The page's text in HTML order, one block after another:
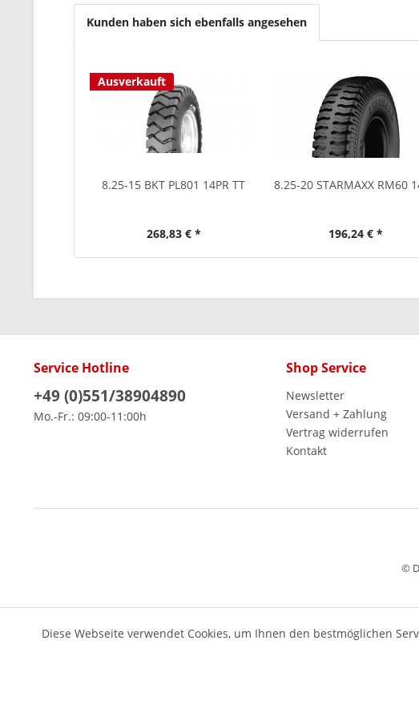
Kunden haben sich ebenfalls angesehen
Ausverkauft
8.25-15 BKT PL801 14PR TT
268,83 € *
8.25-20 STARMAXX RM60
196,24 € *
Service Hotline
+49 (0)551/38904890
Mo.-Fr.: 09:00-11:00h
Shop Service
Newsletter
Versand + Zahlung
Vertrag widerrufen
Kontakt
©
Diese Webseite verwendet Cookies, um Ihnen den bestmöglichen